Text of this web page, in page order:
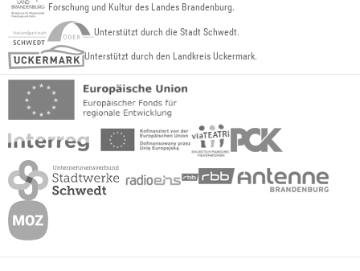
Forschung und Kultur des Landes Brandenburg.
Unterstützt durch die Stadt Schwedt.
Unterstützt durch den Landkreis Uckermark.